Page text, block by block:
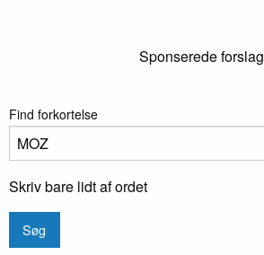
Sponserede forslag
Find forkortelse
Skriv bare lidt af ordet